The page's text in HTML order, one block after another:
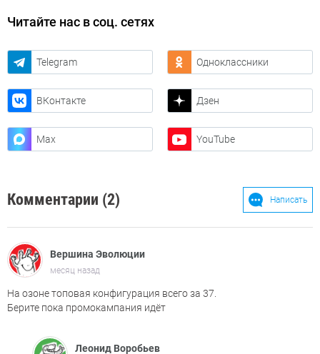
Читайте нас в соц. сетях
Telegram Одноклассники
ВКонтакте Дзен
Max YouTube
Комментарии (2) Написать
Вершина Эволюции
месяц назад
На озоне топовая конфигурация всего за 37.
Берите пока промокампания идёт
Леонид Воробьев